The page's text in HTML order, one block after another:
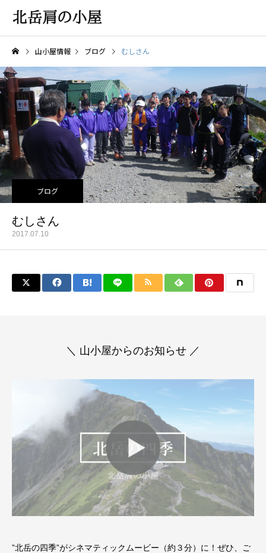
山小屋情報 ブログ むしさん
ブログ
むしさん
2017.07.10
＼ 山小屋からのお知らせ ／
”北岳の四季”がシネマティックムービー（約３分）に！ぜひ、ご